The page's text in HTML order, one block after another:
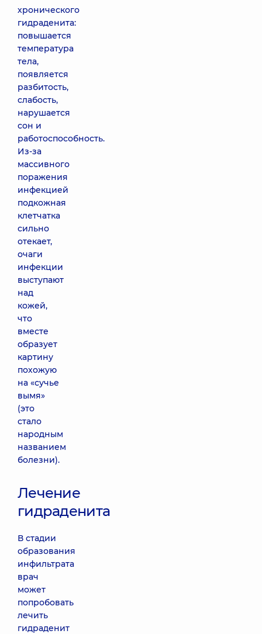
хронического
гидраденита:
повышается
температура
тела,
появляется
разбитость,
слабость,
нарушается
сон и
работоспособность.
Из-за
массивного
поражения
инфекцией
подкожная
клетчатка
сильно
отекает,
очаги
инфекции
выступают
над
кожей,
что
вместе
образует
картину
похожую
на «сучье
вымя»
(это
стало
народным
названием
болезни).
Лечение
гидраденита
В стадии
образования
инфильтрата
врач
может
попробовать
лечить
гидраденит